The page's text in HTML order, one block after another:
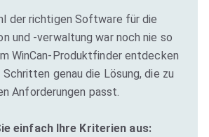
der richtigen Software für die
und -verwaltung war noch nie so
WinCan-Produktfinder entdecken
Schritten genau die Lösung, die zu
Anforderungen passt.
einfach Ihre Kriterien aus: